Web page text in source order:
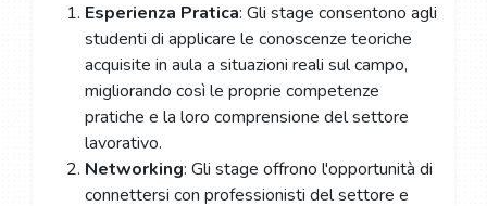
Esperienza Pratica: Gli stage consentono agli
studenti di applicare le conoscenze teoriche
acquisite in aula a situazioni reali sul campo,
migliorando così le proprie competenze
pratiche e la loro comprensione del settore
lavorativo.
Networking: Gli stage offrono l'opportunità di
connettersi con professionisti del settore e